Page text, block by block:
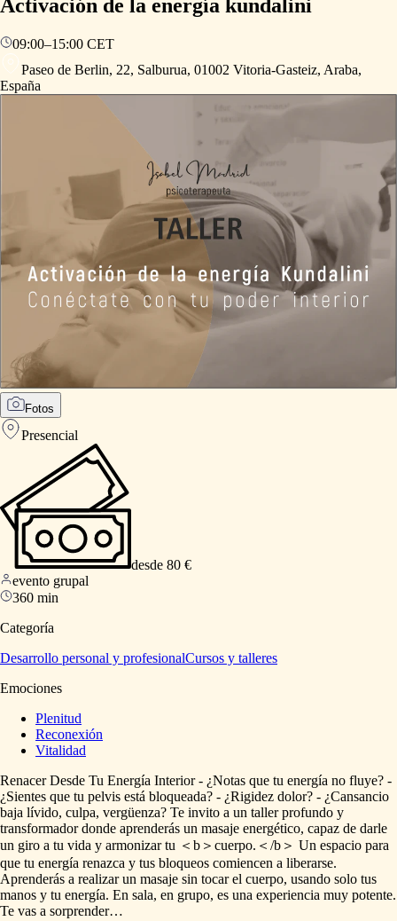
Activación de la energía kundalini
09:00–15:00 CET
Paseo de Berlin, 22, Salburua, 01002 Vitoria-Gasteiz, Araba,
España
Fotos
Presencial
desde 80 €
evento grupal
360 min
Categoría
Desarrollo personal y profesionalCursos y talleres
Emociones
Plenitud
Reconexión
Vitalidad
Renacer Desde Tu Energía Interior - ¿Notas que tu energía no fluye? -
¿Sientes que tu pelvis está bloqueada? - ¿Rigidez dolor? - ¿Cansancio
baja lívido, culpa, vergüenza? Te invito a un taller profundo y
transformador donde aprenderás un masaje energético, capaz de darle
un giro a tu vida y armonizar tu ＜b＞cuerpo.＜ ​/​b＞ Un espacio para
que tu energía renazca y tus bloqueos comiencen a liberarse.
Aprenderás a realizar un masaje sin tocar el cuerpo, usando solo tus
manos y tu energía. En sala, en grupo, es una experiencia muy potente.
Te vas a sorprender…